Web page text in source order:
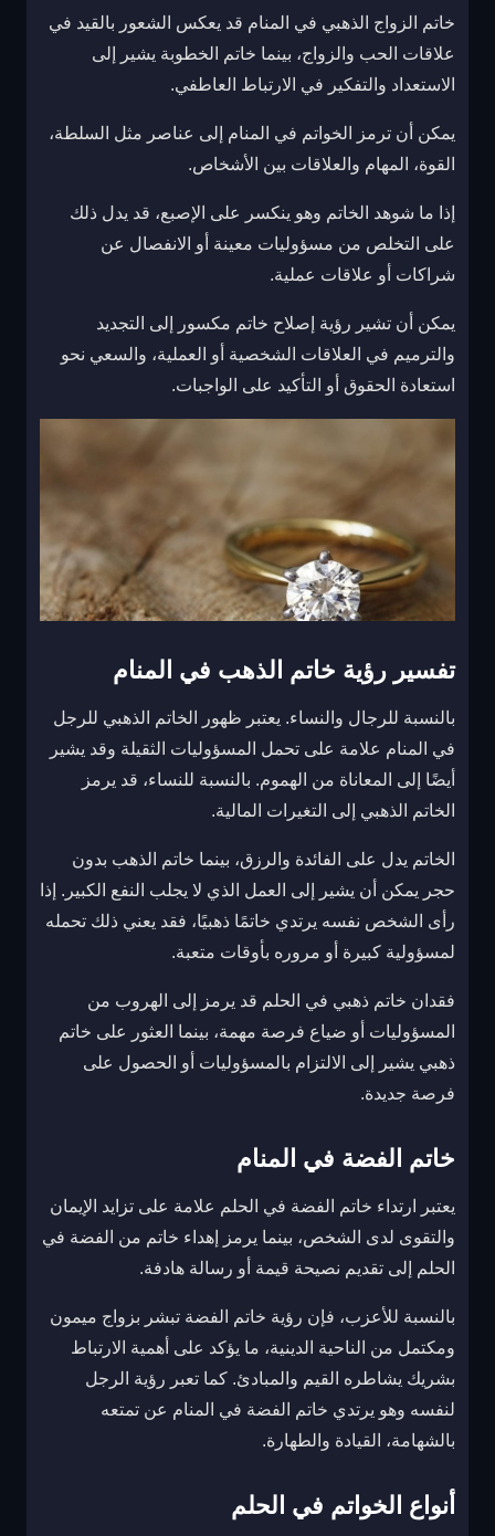
خاتم الزواج الذهبي في المنام قد يعكس الشعور بالقيد في
علاقات الحب والزواج، بينما خاتم الخطوبة يشير إلى
الاستعداد والتفكير في الارتباط العاطفي.
يمكن أن ترمز الخواتم في المنام إلى عناصر مثل السلطة،
القوة، المهام والعلاقات بين الأشخاص.
إذا ما شوهد الخاتم وهو ينكسر على الإصبع، قد يدل ذلك
على التخلص من مسؤوليات معينة أو الانفصال عن
شراكات أو علاقات عملية.
يمكن أن تشير رؤية إصلاح خاتم مكسور إلى التجديد
والترميم في العلاقات الشخصية أو العملية، والسعي نحو
استعادة الحقوق أو التأكيد على الواجبات.
تفسير رؤية خاتم الذهب في المنام
بالنسبة للرجال والنساء. يعتبر ظهور الخاتم الذهبي للرجل
في المنام علامة على تحمل المسؤوليات الثقيلة وقد يشير
أيضًا إلى المعاناة من الهموم. بالنسبة للنساء، قد يرمز
الخاتم الذهبي إلى التغيرات المالية.
الخاتم يدل على الفائدة والرزق، بينما خاتم الذهب بدون
حجر يمكن أن يشير إلى العمل الذي لا يجلب النفع الكبير. إذا
رأى الشخص نفسه يرتدي خاتمًا ذهبيًا، فقد يعني ذلك تحمله
لمسؤولية كبيرة أو مروره بأوقات متعبة.
فقدان خاتم ذهبي في الحلم قد يرمز إلى الهروب من
المسؤوليات أو ضياع فرصة مهمة، بينما العثور على خاتم
ذهبي يشير إلى الالتزام بالمسؤوليات أو الحصول على
فرصة جديدة.
خاتم الفضة في المنام
يعتبر ارتداء خاتم الفضة في الحلم علامة على تزايد الإيمان
والتقوى لدى الشخص، بينما يرمز إهداء خاتم من الفضة في
الحلم إلى تقديم نصيحة قيمة أو رسالة هادفة.
بالنسبة للأعزب، فإن رؤية خاتم الفضة تبشر بزواج ميمون
ومكتمل من الناحية الدينية، ما يؤكد على أهمية الارتباط
بشريك يشاطره القيم والمبادئ. كما تعبر رؤية الرجل
لنفسه وهو يرتدي خاتم الفضة في المنام عن تمتعه
بالشهامة، القيادة والطهارة.
أنواع الخواتم في الحلم